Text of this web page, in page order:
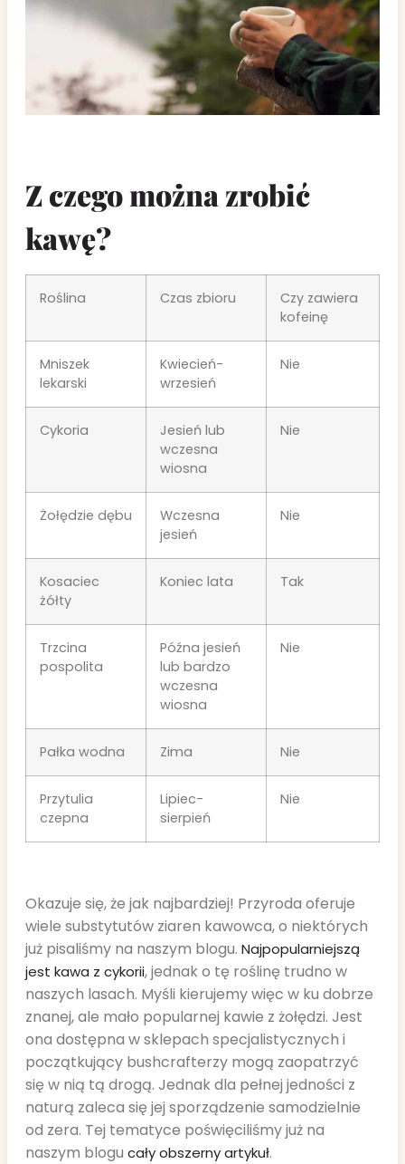
Z czego można zrobić
kawę?
Roślina Czas zbioru
Czy zawiera
kofeinę
Mniszek
lekarski
Kwiecień-
wrzesień
Nie
Cykoria
Jesień lub
wczesna
wiosna
Nie
Żołędzie dębu
Wczesna
jesień
Nie
Kosaciec
żółty
Koniec lata Tak
Trzcina
pospolita
Późna jesień
lub bardzo
wczesna
wiosna
Nie
Pałka wodna Zima Nie
Przytulia
czepna
Lipiec-
sierpień
Nie
Okazuje się, że jak najbardziej! Przyroda oferuje
wiele substytutów ziaren kawowca, o niektórych
już pisaliśmy na naszym blogu. Najpopularniejszą
jest kawa z cykorii, jednak o tę roślinę trudno w
naszych lasach. Myśli kierujemy więc w ku dobrze
znanej, ale mało popularnej kawie z żołędzi. Jest
ona dostępna w sklepach specjalistycznych i
początkujący bushcrafterzy mogą zaopatrzyć
się w nią tą drogą. Jednak dla pełnej jedności z
naturą zaleca się jej sporządzenie samodzielnie
od zera. Tej tematyce poświęciliśmy już na
naszym blogu cały obszerny artykuł.